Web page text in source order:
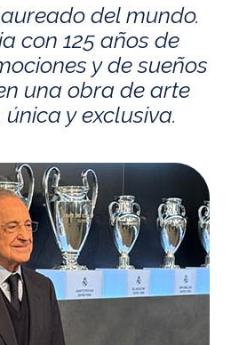
del mundo.
con 125 años de
y de sueños
una obra de arte
y exclusiva.